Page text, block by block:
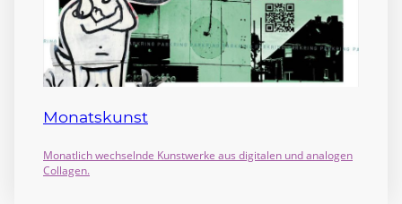
Monatskunst
Monatlich wechselnde Kunstwerke aus digitalen und analogen
Collagen.